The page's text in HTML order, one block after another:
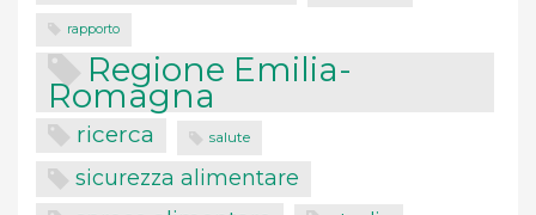
rapporto
Regione Emilia-
Romagna
ricerca salute
sicurezza alimentare